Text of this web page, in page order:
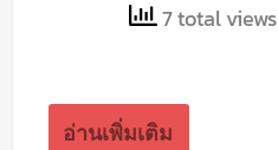
7 total views
อ่านเพิ่มเติม